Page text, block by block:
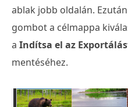
ablak jobb oldalán.
gombot a célmappa
a Indítsa el az
mentéséhez.